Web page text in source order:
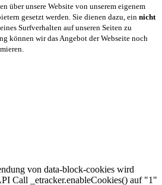
über unsere Website von unserem eigenem
gesetzt werden. Sie dienen dazu, ein nicht
Surfverhalten auf unseren Seiten zu
können wir das Angebot der Webseite noch
von data-block-cookies wird
Call _etracker.enableCookies() auf "1"